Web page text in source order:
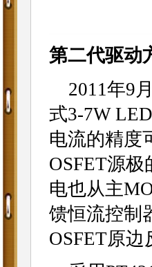
第二代驱动
2011年9
式3-7W
电流的精度
OSFET源
电也从主
馈恒流控制
OSFET原